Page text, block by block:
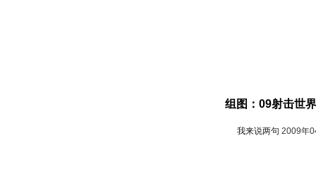
组图：09射击世
我来说两句 2009年